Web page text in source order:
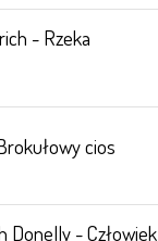
- Rzeka
cios
Donelly - Człowiek,